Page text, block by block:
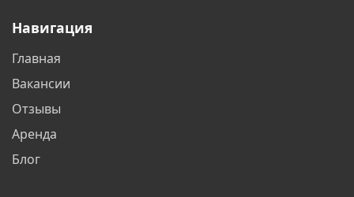
Видное
Навигация
Главная
Вакансии
Отзывы
Аренда
Блог